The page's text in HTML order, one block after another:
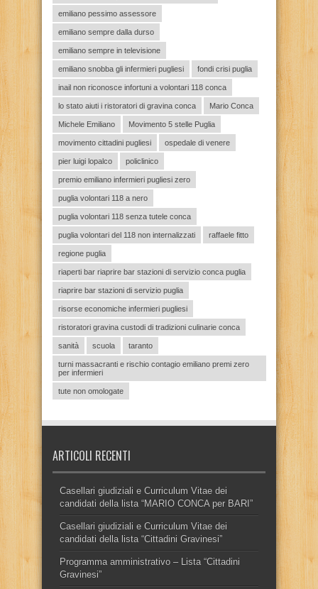
emiliano pessimo assessore
emiliano sempre dalla durso
emiliano sempre in televisione
emiliano snobba gli infermieri pugliesi fondi crisi puglia
inail non riconosce infortuni a volontari 118 conca
lo stato aiuti i ristoratori di gravina conca Mario Conca
Michele Emiliano Movimento 5 stelle Puglia
movimento cittadini pugliesi ospedale di venere
pier luigi lopalco policlinico
premio emiliano infermieri pugliesi zero
puglia volontari 118 a nero
puglia volontari 118 senza tutele conca
puglia volontari del 118 non internalizzati raffaele fitto
regione puglia
riaperti bar riaprire bar stazioni di servizio conca puglia
riaprire bar stazioni di servizio puglia
risorse economiche infermieri pugliesi
ristoratori gravina custodi di tradizioni culinarie conca
sanità scuola taranto
turni massacranti e rischio contagio emiliano premi zero
per infermieri
tute non omologate
ARTICOLI RECENTI
Casellari giudiziali e Curriculum Vitae dei
candidati della lista “MARIO CONCA per BARI”
Casellari giudiziali e Curriculum Vitae dei
candidati della lista “Cittadini Gravinesi”
Programma amministrativo – Lista “Cittadini
Gravinesi”